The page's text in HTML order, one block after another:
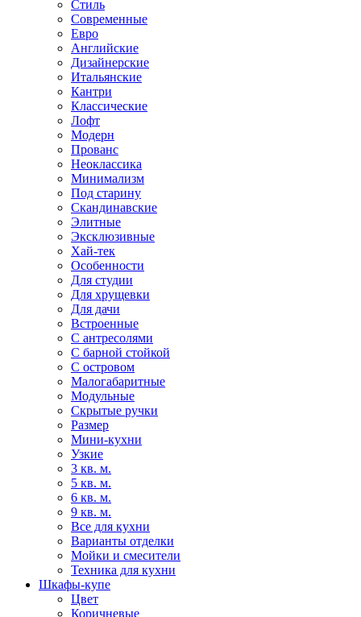
Стиль
Современные
Евро
Английские
Дизайнерские
Итальянские
Кантри
Классические
Лофт
Модерн
Прованс
Неоклассика
Минимализм
Под старину
Скандинавские
Элитные
Эксклюзивные
Хай-тек
Особенности
Для студии
Для хрущевки
Для дачи
Встроенные
С антресолями
С барной стойкой
С островом
Малогабаритные
Модульные
Скрытые ручки
Размер
Мини-кухни
Узкие
3 кв. м.
5 кв. м.
6 кв. м.
9 кв. м.
Все для кухни
Варианты отделки
Мойки и смесители
Техника для кухни
Шкафы-купе
Цвет
Коричневые